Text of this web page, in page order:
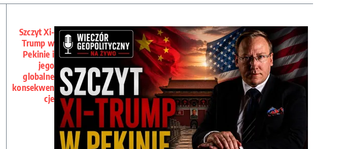
Szczyt Xi-
Trump w
Pekinie i
jego
globalne
konsekwen
cje